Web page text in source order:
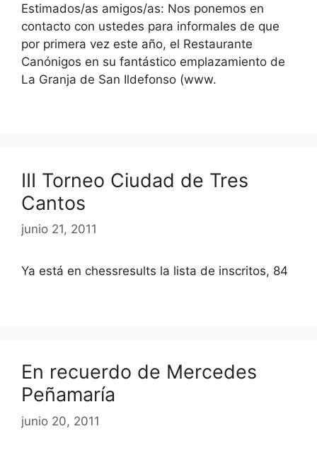
Estimados/as amigos/as: Nos ponemos en
contacto con ustedes para informales de que
por primera vez este año, el Restaurante
Canónigos en su fantástico emplazamiento de
La Granja de San Ildefonso (www.
III Torneo Ciudad de Tres
Cantos
junio 21, 2011
Ya está en chessresults la lista de inscritos, 84
En recuerdo de Mercedes
Peñamaría
junio 20, 2011